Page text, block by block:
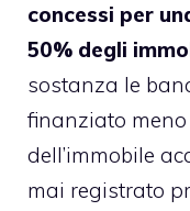
concessi per
50% degli
sostanza le
finanziato
dell’immobile
mai registrato